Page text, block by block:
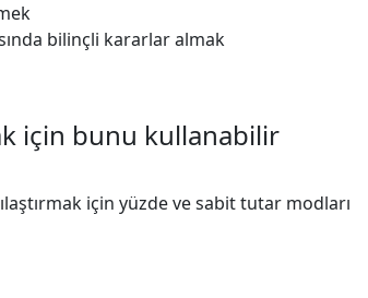
bilinçli kararlar almak
için bunu kullanabilir
için yüzde ve sabit tutar modları